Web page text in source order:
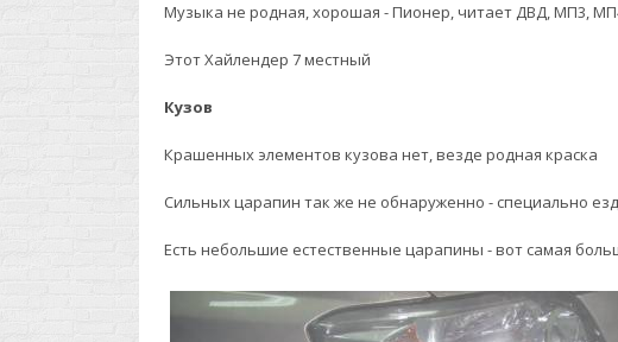
Музыка не родная, хорошая - Пионер, читает ДВД, МП3,
Этот Хайлендер 7 местный
Кузов
Крашенных элементов кузова нет, везде родная краска
Сильных царапин так же не обнаруженно - специально
Есть небольшие естественные царапины - вот самая